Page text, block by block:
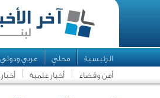
الرئيسية محلي عربي ودولي
أمن وقضاء
أخبار علمية